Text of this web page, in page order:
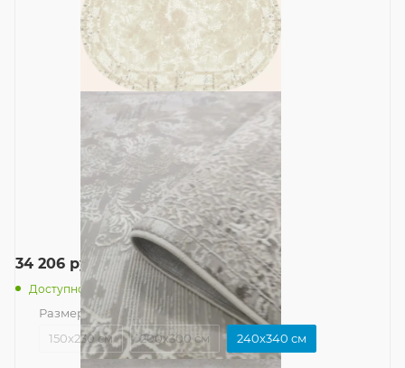
34 206 руб. /шт
Доступно: 1
Размер —
240x340 см
150x230 см
200x300 см 240x340 см